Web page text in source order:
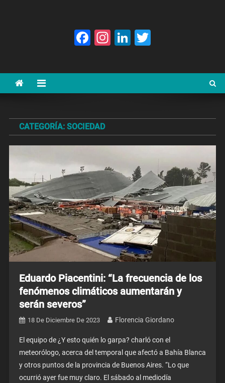
Facebook
Instagram
LinkedIn
CATEGORÍA: SOCIEDAD
Eduardo Piacentini: “La frecuencia de los
fenómenos climáticos aumentarán y
serán severos”
18 De Diciembre De 2023 Florencia Giordano
El equipo de ¿Y esto quién lo garpa? charló con el
meteorólogo, acerca del temporal que afectó a Bahía Blanca
y otros puntos de la provincia de Buenos Aires. “Lo que
ocurrió ayer fue muy claro. El sábado al mediodía